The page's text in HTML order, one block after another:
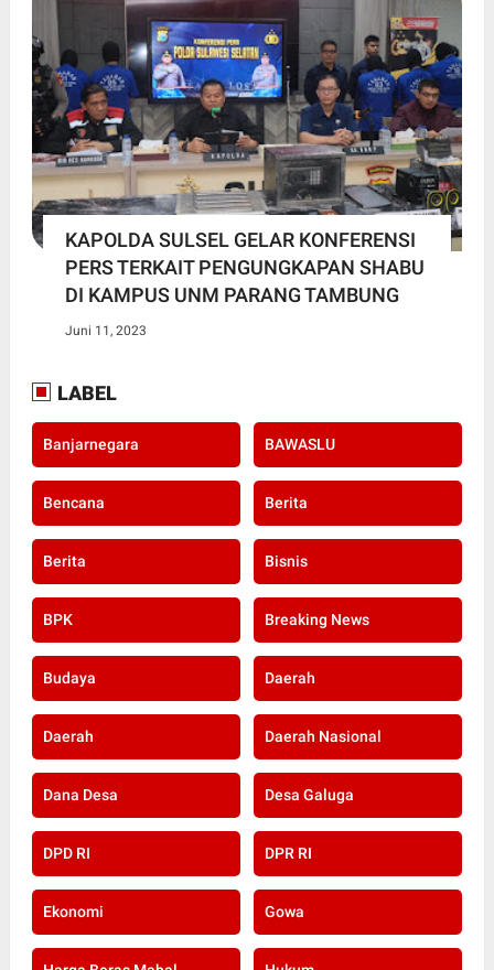
KAPOLDA SULSEL GELAR KONFERENSI
PERS TERKAIT PENGUNGKAPAN SHABU
DI KAMPUS UNM PARANG TAMBUNG
Juni 11, 2023
LABEL
Banjarnegara BAWASLU
Bencana Berita
Berita Bisnis
BPK Breaking News
Budaya Daerah
Daerah Daerah Nasional
Dana Desa Desa Galuga
DPD RI DPR RI
Ekonomi Gowa